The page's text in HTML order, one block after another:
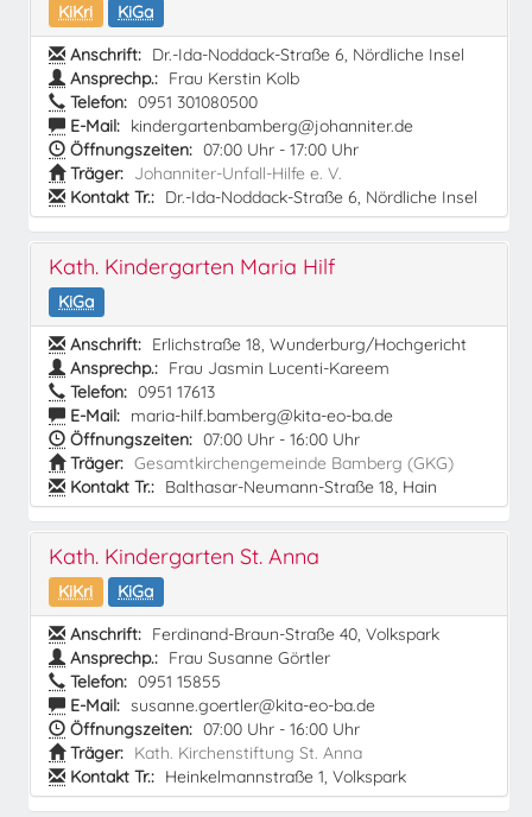
KiKri
KiGa
Anschrift: Dr.-Ida-Noddack-Straße 6, Nördliche Insel
Ansprechp.: Frau Kerstin Kolb
Telefon: 0951 301080500
E-Mail: kindergartenbamberg@johanniter.de
Öffnungszeiten: 07:00 Uhr - 17:00 Uhr
Träger: Johanniter-Unfall-Hilfe e. V.
Kontakt Tr.: Dr.-Ida-Noddack-Straße 6, Nördliche Insel
Kath. Kindergarten Maria Hilf
KiGa
Anschrift: Erlichstraße 18, Wunderburg/Hochgericht
Ansprechp.: Frau Jasmin Lucenti-Kareem
Telefon: 0951 17613
E-Mail: maria-hilf.bamberg@kita-eo-ba.de
Öffnungszeiten: 07:00 Uhr - 16:00 Uhr
Träger: Gesamtkirchengemeinde Bamberg (GKG)
Kontakt Tr.: Balthasar-Neumann-Straße 18, Hain
Kath. Kindergarten St. Anna
KiKri
KiGa
Anschrift: Ferdinand-Braun-Straße 40, Volkspark
Ansprechp.: Frau Susanne Görtler
Telefon: 0951 15855
E-Mail: susanne.goertler@kita-eo-ba.de
Öffnungszeiten: 07:00 Uhr - 16:00 Uhr
Träger: Kath. Kirchenstiftung St. Anna
Kontakt Tr.: Heinkelmannstraße 1, Volkspark